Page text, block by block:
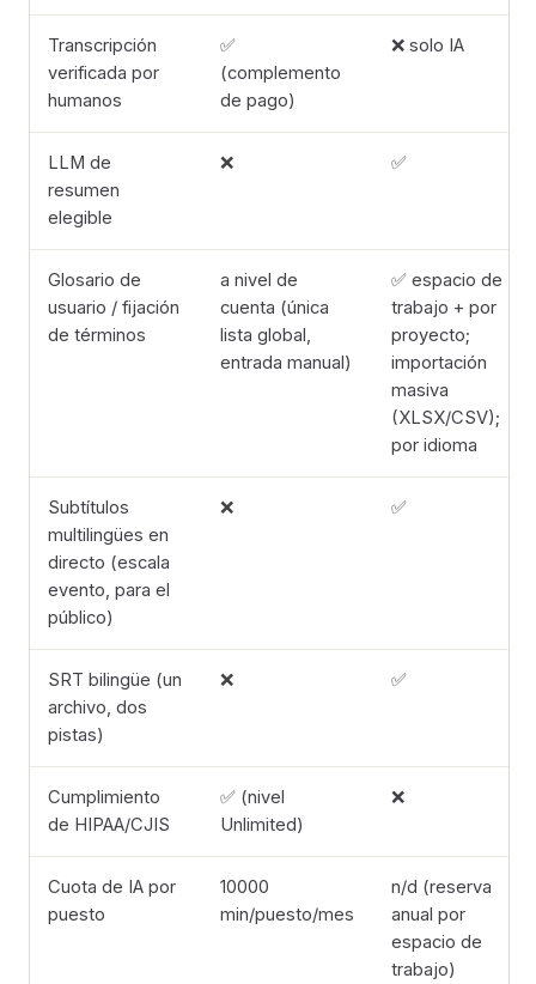
Transcripción
verificada por
humanos
✅
(complemento
de pago)
❌ solo IA
LLM de
resumen
elegible
❌ ✅
Glosario de
usuario / fijación
de términos
a nivel de
cuenta (única
lista global,
entrada manual)
✅ espacio de
trabajo + por
proyecto;
importación
masiva
(XLSX/CSV);
por idioma
Subtítulos
multilingües en
directo (escala
evento, para el
público)
❌ ✅
SRT bilingüe (un
archivo, dos
pistas)
❌ ✅
Cumplimiento
de HIPAA/CJIS
✅ (nivel
Unlimited)
❌
Cuota de IA por
puesto
10000
min/puesto/mes
n/d (reserva
anual por
espacio de
trabajo)